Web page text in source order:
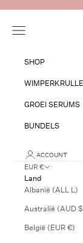
Navigatiemenu
SHOP
GROEI SERUMS
BUNDELS
ACCOUNT
EUR €
Land
Albanië (ALL L)
Australië (AUD
België (EUR €)